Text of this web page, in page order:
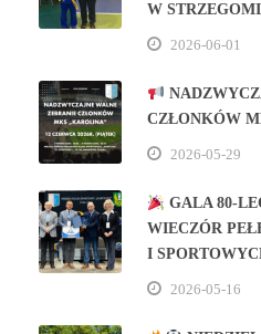
W
2026-06-01
CZŁONKÓW
2026-05-29
GALA
WIECZÓR
I
2026-05-16